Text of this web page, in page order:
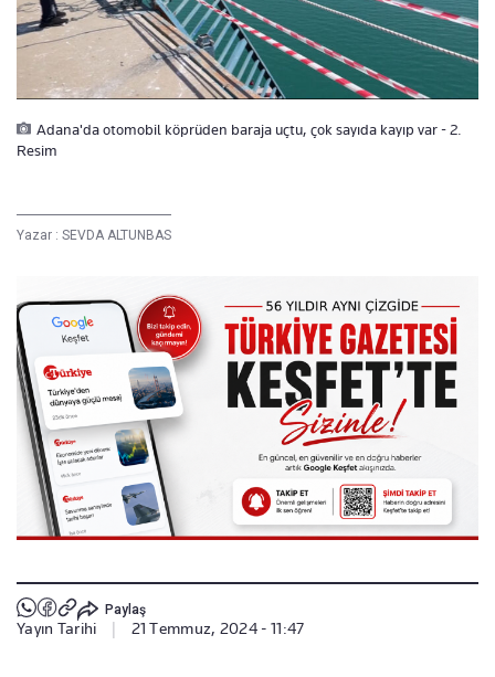
Adana'da otomobil köprüden baraja uçtu, çok sayıda kayıp var - 2.
Resim
Yazar : SEVDA ALTUNBAS
Paylaş
Yayın Tarihi 21 Temmuz, 2024 - 11:47